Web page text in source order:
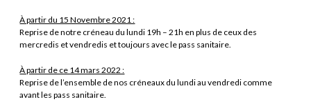
À partir du 15 Novembre 2021 :
Reprise de notre créneau du lundi 19h – 21h en plus de ceux des
mercredis et vendredis et toujours avec le pass sanitaire.
À partir de ce 14 mars 2022 :
Reprise de l’ensemble de nos créneaux du lundi au vendredi comme
avant les pass sanitaire.